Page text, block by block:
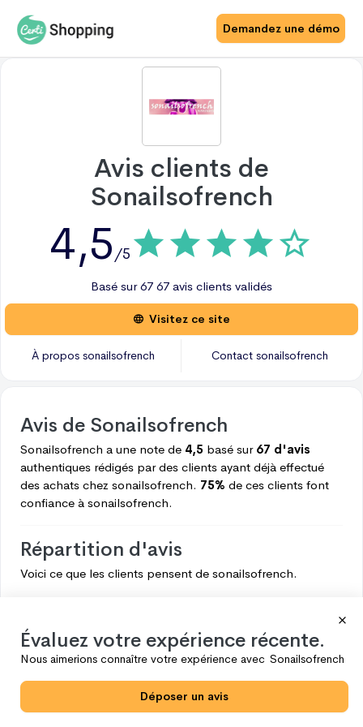
Demandez une démo
Avis clients de
Sonailsofrench
4,5 /5
Basé sur67 67 avis clients validés
Visitez ce site
À propos sonailsofrench Contact sonailsofrench
Avis de Sonailsofrench
Sonailsofrench a une note de 4,5 basé sur 67 d'avis
authentiques rédigés par des clients ayant déjà effectué
des achats chez sonailsofrench. 75% de ces clients font
confiance à sonailsofrench.
Répartition d'avis
Voici ce que les clients pensent de sonailsofrench.
3 4
2 3
Évaluez votre expérience récente.
Nous aimerions connaître votre expérience avec Sonailsofrench
Déposer un avis